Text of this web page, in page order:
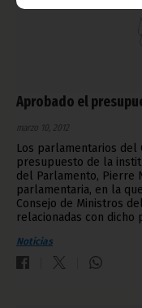
Aprobado el
marzo 10, 2012
Los parlamentarios del
presupuesto de la
del Parlamento, Pierre
parlamentaria, en la
Consejo de Ministros
relacionadas con dicho
Noticias